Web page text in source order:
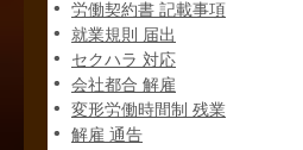
労働契約書 記載事項
就業規則 届出
セクハラ 対応
会社都合 解雇
変形労働時間制 残業
解雇 通告